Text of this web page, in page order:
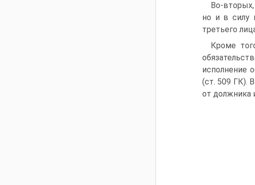
Во-вторых,
но и в силу
третьего
Кроме
исполнение
(ст. 509 ГК).
от должника